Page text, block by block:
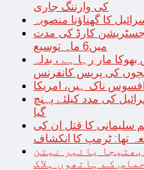
کی وارننگ جاری
کا گھناؤنا منصوبہ
کارڈ کی مدت
میں6 ماہ توسیع
مار رہا ہے ، بدلہ
بچوں کی پریس کانفرنس
ناک ہیں، امریکا
کی مدد کیلئے پہنچ
گیا
سلیمانی کا قتل ان کی
تھا: ٹرمپ کا انکشاف
یائیر نیتن
کے ہاتھوں ہلاک